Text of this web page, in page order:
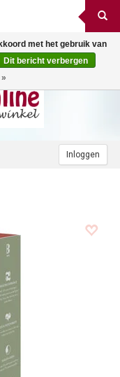
Inloggen
met het gebruik van
Dit bericht verbergen